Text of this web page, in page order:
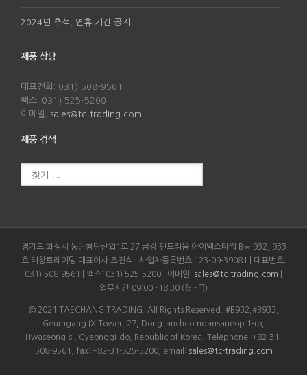
2024년 추석, 연휴 기간 공지
제품 상담
대표전화: 031) 508-9561
팩스: 031) 525-5200
이메일: sales@tc-trading.com
제품 검색
경기도 화성시 동탄첨단산업1로 27 금강 펜트리움 아이엑스타워 B동 932, 933
호 태창트레이딩 대표이사 조진석 | 사업자등록번호 123-09-39081 | 대표번호:
031) 508-9561 | 팩스: 031) 525-5200 | 이메일: sales@tc-trading.com
업무시간 09:00~18:30 (월~금)
© 2021 TAECHANG TRADING. All Rights Reserved. #B932,#B933,
Geumgang IX Tower, 27, Dongtancheomdansaneop 1-ro,
Hwaseong-si, Gyeonggi-do, Republic of Korea. Telephone: +82-31-
508-9561, fax: +82-31-525-5200, email: sales@tc-trading.com